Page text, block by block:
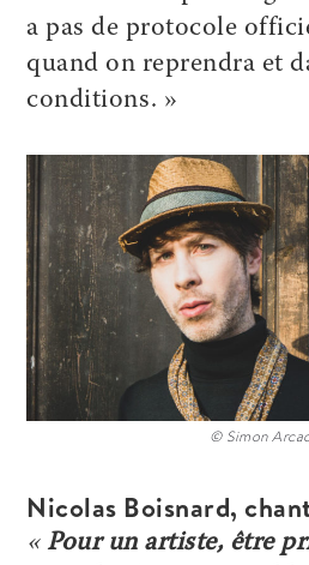
a pas de protocole
quand on reprendra et
conditions. »
© Simon
Nicolas Boisnard,
« Pour un artiste, être